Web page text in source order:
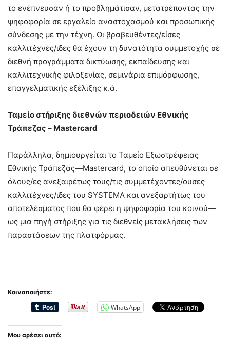
το ενέπνευσαν ή το προβλημάτισαν, μετατρέποντας την
ψηφοφορία σε εργαλείο αναστοχασμού και προσωπικής
σύνδεσης με την τέχνη. Οι βραβευθέντες/είσες
καλλιτέχνες/ιδες θα έχουν τη δυνατότητα συμμετοχής σε
διεθνή προγράμματα δικτύωσης, εκπαίδευσης και
καλλιτεχνικής φιλοξενίας, σεμινάρια επιμόρφωσης,
επαγγελματικής εξέλιξης κ.ά.
Ταμείο στήριξης διεθνών περιοδειών Εθνικής
Τράπεζας – Mastercard
Παράλληλα, δημιουργείται το Ταμείο Εξωστρέφειας
Εθνικής Τράπεζας—Mastercard, το οποίο απευθύνεται σε
όλους/ες ανεξαιρέτως τους/τις συμμετέχοντες/ουσες
καλλιτέχνες/ιδες του SYSTEMA και ανεξαρτήτως του
αποτελέσματος που θα φέρει η ψηφοφορία του κοινού—
ως μια πηγή στήριξης για τις διεθνείς μετακλήσεις των
παραστάσεων της πλατφόρμας.
Κοινοποιήστε:
WhatsApp
Μου αρέσει αυτό: